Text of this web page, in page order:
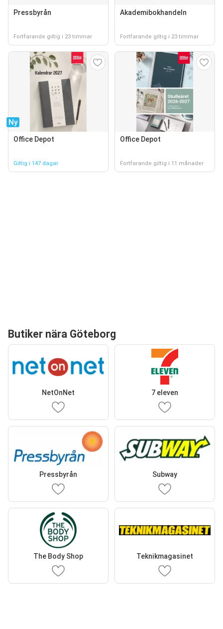
Pressbyrån
Fortfarande giltig i 23 timmar
Akademibokhandeln
Fortfarande giltig i 23 timmar
Ny
Office Depot
Giltig i 147 dagar
Office Depot
Fortfarande giltig i 11 månader
Butiker nära Göteborg
NetOnNet 7 eleven
Pressbyrån Subway
The Body Shop Teknikmagasinet